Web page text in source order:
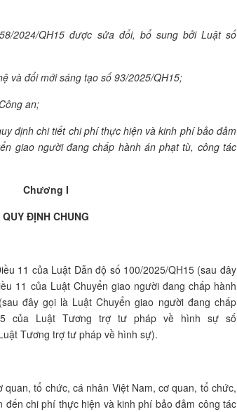
2024/QH15 được sửa đổi, bổ sung bởi Luật số
và đổi mới sáng tạo số 93/2025/QH15;
an;
định chi tiết chi phí thực hiện và kinh phí bảo đảm
giao người đang chấp hành án phạt tù, công tác
Chương I
QUY ĐỊNH CHUNG
11 của Luật Dẫn độ số 100/2025/QH15 (sau đây
11 của Luật Chuyển giao người đang chấp hành
đây gọi là Luật Chuyển giao người đang chấp
của Luật Tương trợ tư pháp về hình sự số
Tương trợ tư pháp về hình sự).
quan, tổ chức, cá nhân Việt Nam, cơ quan, tổ chức,
đến chi phí thực hiện và kinh phí bảo đảm công tác